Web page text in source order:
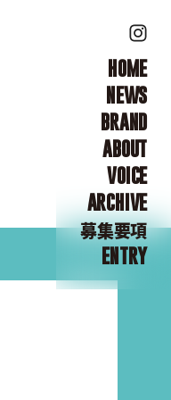
HOME
NEWS
BRAND
ABOUT
VOICE
ARCHIVE
募集要項
ENTRY